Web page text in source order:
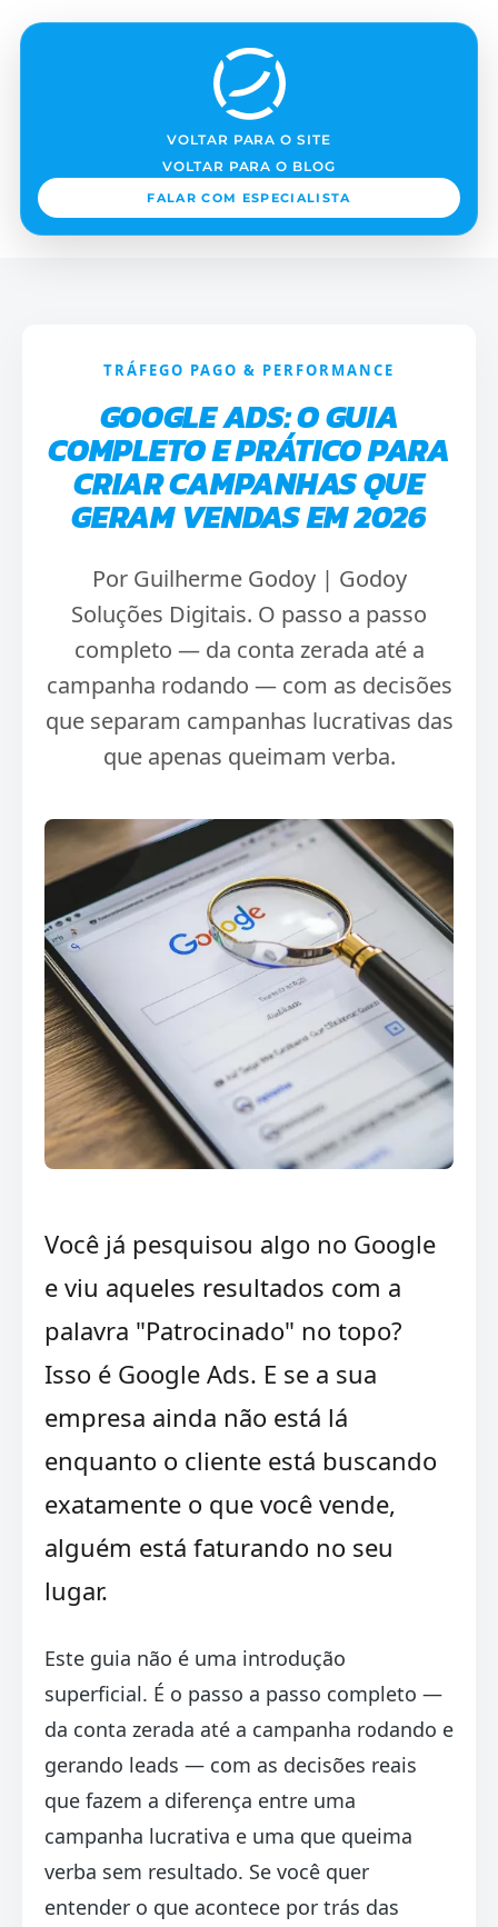
VOLTAR PARA O SITE
VOLTAR PARA O BLOG
FALAR COM ESPECIALISTA
TRÁFEGO PAGO & PERFORMANCE
GOOGLE ADS: O GUIA
COMPLETO E PRÁTICO PARA
CRIAR CAMPANHAS QUE
GERAM VENDAS EM 2026
Por Guilherme Godoy | Godoy
Soluções Digitais. O passo a passo
completo — da conta zerada até a
campanha rodando — com as decisões
que separam campanhas lucrativas das
que apenas queimam verba.
Você já pesquisou algo no Google
e viu aqueles resultados com a
palavra "Patrocinado" no topo?
Isso é Google Ads. E se a sua
empresa ainda não está lá
enquanto o cliente está buscando
exatamente o que você vende,
alguém está faturando no seu
lugar.
Este guia não é uma introdução
superficial. É o passo a passo completo —
da conta zerada até a campanha rodando e
gerando leads — com as decisões reais
que fazem a diferença entre uma
campanha lucrativa e uma que queima
verba sem resultado. Se você quer
entender o que acontece por trás das